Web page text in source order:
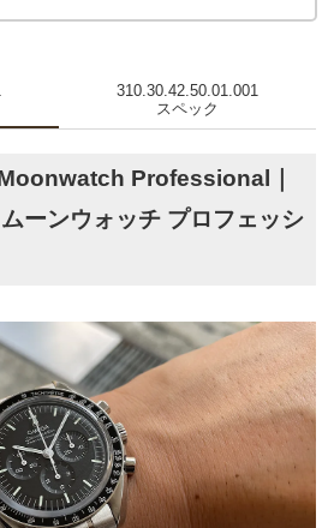
310.30.42.50.01.001
スペック
Professional｜
ーンウォッチ プロフェッシ